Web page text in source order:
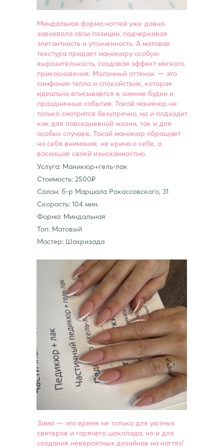
Услуга: Маникюр+гель-лак
Стоимость: 2500₽
Салон: б-р Маршала Рокоссовского, 31
Скорость: 104 мин.
Форма: Миндальная
Топ: Матовый
Мастер: Шахризада
Миндальная форма ногтей уже давно
завоевала свои позиции, подчеркивая
элегантность и утонченность. А матовая
текстура придает маникюру особую
выразительность, создавая эффект мягкого
прикосновения. Молочный оттенок — это
симфония тепла и спокойствия, которая
идеально вписывается в зимние будни и
праздничные события. Такой маникюр не
только смотрится безупречно, но и подходит
как для повседневной жизни, так и для
особых случаев. Такой маникюр обращает
на себя внимание, не крича о себе, а
восхищая своей изысканностью.
Зима — это время не только для уютных
свитеров и горячего шоколада, но и для
создания невероятных дизайнов на ногтях!